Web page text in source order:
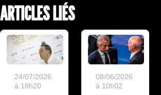
ARTICLES LIÉS
24/07/2026
à 18h20
08/06/2026
à 10h02